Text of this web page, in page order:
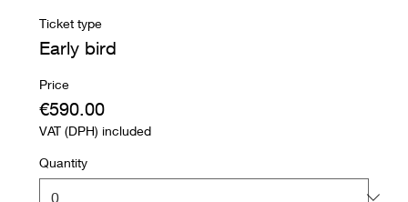
Ticket type
Early bird
Price
€590.00
VAT (DPH) included
Quantity